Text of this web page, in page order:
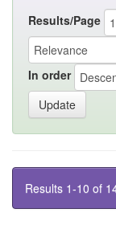
Results/Page
In order
Results 1-10 of